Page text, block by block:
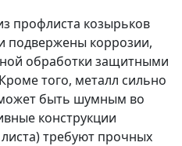
профлиста козырьков
подвержены коррозии,
обработки защитными
того, металл сильно
быть шумным во
конструкции
требуют прочных